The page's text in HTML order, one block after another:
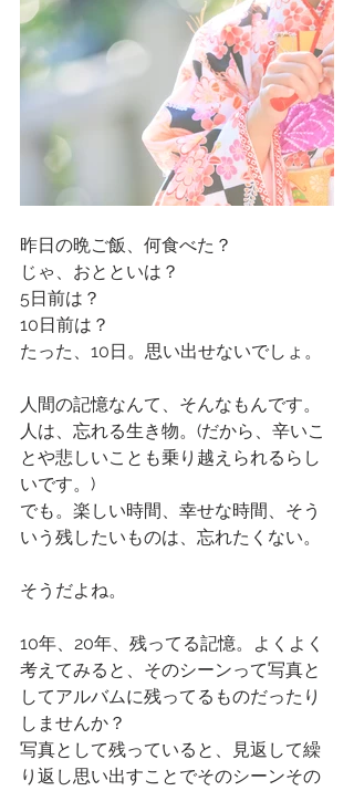
昨日の晩ご飯、何食べた？
じゃ、おとといは？
5日前は？
10日前は？
たった、10日。思い出せないでしょ。
人間の記憶なんて、そんなもんです。
人は、忘れる生き物。(だから、辛いこ
とや悲しいことも乗り越えられるらし
いです。)
でも。楽しい時間、幸せな時間、そう
いう残したいものは、忘れたくない。
そうだよね。
10年、20年、残ってる記憶。よくよく
考えてみると、そのシーンって写真と
してアルバムに残ってるものだったり
しませんか？
写真として残っていると、見返して繰
り返し思い出すことでそのシーンその